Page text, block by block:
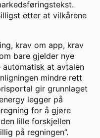
etter at vilkårene
krav om app, krav
bare gjelder nye
at avtalen
mindre rett
gir grunnlaget
legger på
for å gjøre
lille forskjellen
på regningen”.